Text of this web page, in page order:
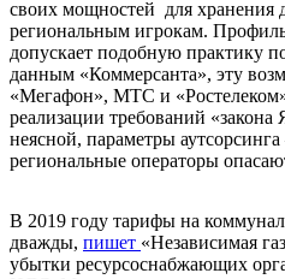
своих мощностей для хранения
региональным игрокам.
допускает подобную практику
данным «Коммерсанта», эту
«Мегафон», МТС и
реализации требований «закона
неясной, параметры
региональные операторы
В 2019 году тарифы на
дважды, пишет «Независимая
убытки ресурсоснабжающих